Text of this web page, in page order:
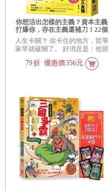
你想活出怎樣的主義？資本主義
打爆你，存在主義還補刀！22個
哲學思想超鬧大亂鬥，帶你在人
生荒謬連擊裡笑著破關！
人生卡關？ 你卡住的地方，哲學
家早就破關了。 好消息是：他留
下了攻略。 壞消息是：攻略比關
卡還難懂？！
79折 優惠價356元